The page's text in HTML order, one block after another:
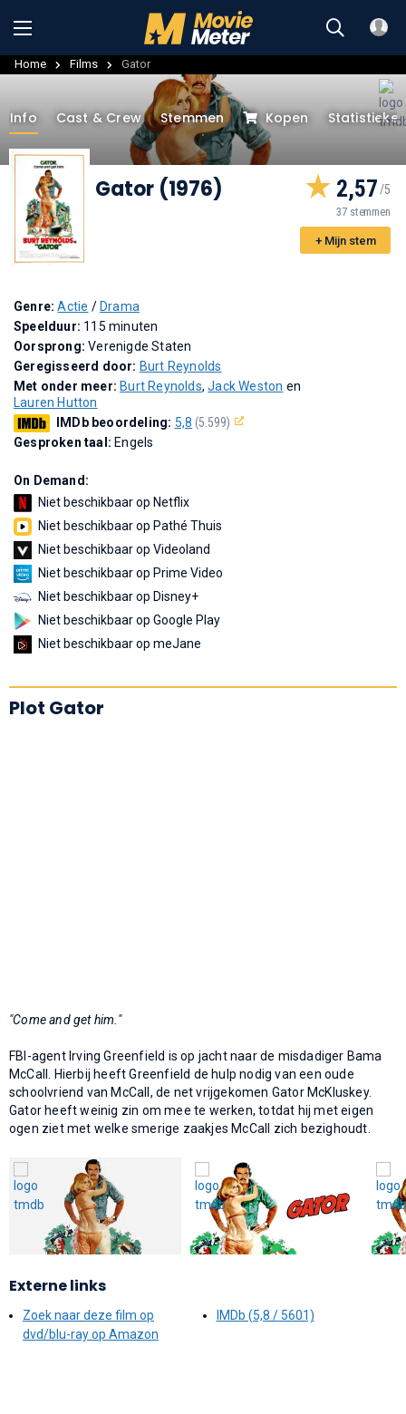
Home Films Gator
Info Cast & Crew Stemmen Kopen
Gator (1976) 2,57
37 stemmen
+ Mijn stem
Genre:Actie / Drama
Speelduur: 115 minuten
Oorsprong:Verenigde Staten
Geregisseerd door: Burt Reynolds
Met onder meer: Burt Reynolds,Jack Weston en
Lauren Hutton
IMDb beoordeling: 5,8 (5.599)
Gesproken taal: Engels
On Demand:
Niet beschikbaar op Netflix
Niet beschikbaar op Pathé Thuis
Niet beschikbaar op Videoland
Niet beschikbaar op Prime Video
Niet beschikbaar op Disney+
Niet beschikbaar op Google Play
Niet beschikbaar op meJane
Plot Gator
"Come and get him."
FBI-agent Irving Greenfield is op jacht naar de misdadiger Bama
McCall. Hierbij heeft Greenfield de hulp nodig van een oude
schoolvriend van McCall, de net vrijgekomen Gator McKluskey.
Gator heeft weinig zin om mee te werken, totdat hij met eigen
ogen ziet met welke smerige zaakjes McCall zich bezighoudt.
Externe links
Zoek naar deze film op
dvd/blu-ray op Amazon
IMDb (5,8 / 5601)